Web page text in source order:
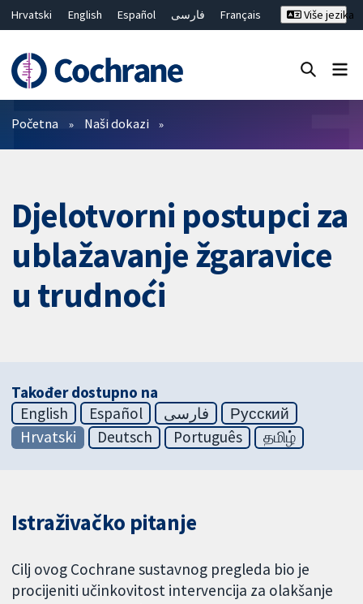
Hrvatski English Español فارسی
Français
繁體中文
简体中文
Više jezika
Prečistači
Početna Naši dokazi
Djelotvorni postupci za
ublažavanje žgaravice
u trudnoći
Također dostupno na
English
Español فارسی
Русский
Hrvatski
Deutsch Português தமிழ்
Istraživačko pitanje
Cilj ovog Cochrane sustavnog pregleda bio je
procijeniti učinkovitost intervencija za olakšanje